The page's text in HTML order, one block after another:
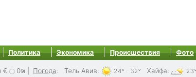
Политика Экономика Происшествия Фото
€ 0₪ Погода: Тель Авив: 24° - 32° Хайфа: